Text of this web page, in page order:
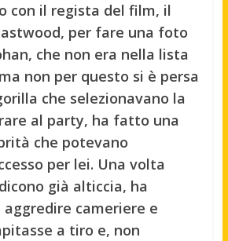
con il regista del film, il
per fare una foto
che non era nella lista
non per questo si è persa
che selezionavano la
al party, ha fatto una
che potevano
per lei. Una volta
già alticcia, ha
cameriere e
a tiro e, non